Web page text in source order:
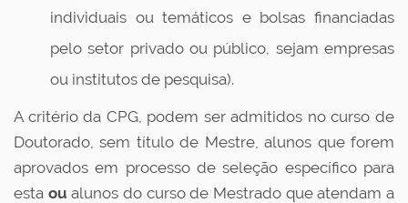
individuais ou temáticos e bolsas financiadas
pelo setor privado ou público, sejam empresas
ou institutos de pesquisa).
A critério da CPG, podem ser admitidos no curso de
Doutorado, sem título de Mestre, alunos que forem
aprovados em processo de seleção específico para
esta ou alunos do curso de Mestrado que atendam a